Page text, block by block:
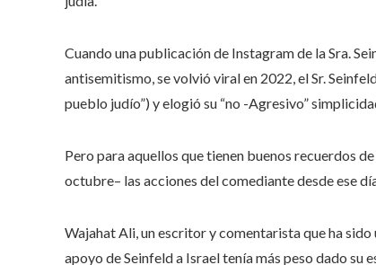
Cuando una publicación de Instagram de la Sra.
antisemitismo, se volvió viral en 2022, el Sr.
pueblo judío”) y elogió su “no -Agresivo”
Pero para aquellos que tienen buenos recuerdos
octubre– las acciones del comediante desde ese
Wajahat Ali, un escritor y comentarista que ha
apoyo de Seinfeld a Israel tenía más peso dado